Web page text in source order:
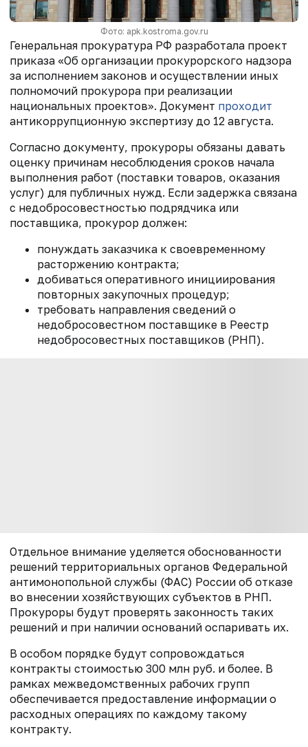
Фото: apk.kostroma.gov.ru
Генеральная прокуратура РФ разработала проект
приказа «Об организации прокурорского надзора
за исполнением законов и осуществлении иных
полномочий прокурора при реализации
национальных проектов». Документ проходит
антикоррупционную экспертизу до 12 августа.
Согласно документу, прокуроры обязаны давать
оценку причинам несоблюдения сроков начала
выполнения работ (поставки товаров, оказания
услуг) для публичных нужд. Если задержка связана
с недобросовестностью подрядчика или
поставщика, прокурор должен:
понуждать заказчика к своевременному
расторжению контракта;
добиваться оперативного инициирования
повторных закупочных процедур;
требовать направления сведений о
недобросовестном поставщике в Реестр
недобросовестных поставщиков (РНП).
Отдельное внимание уделяется обоснованности
решений территориальных органов Федеральной
антимонопольной службы (ФАС) России об отказе
во внесении хозяйствующих субъектов в РНП.
Прокуроры будут проверять законность таких
решений и при наличии оснований оспаривать их.
В особом порядке будут сопровождаться
контракты стоимостью 300 млн руб. и более. В
рамках межведомственных рабочих групп
обеспечивается предоставление информации о
расходных операциях по каждому такому
контракту.